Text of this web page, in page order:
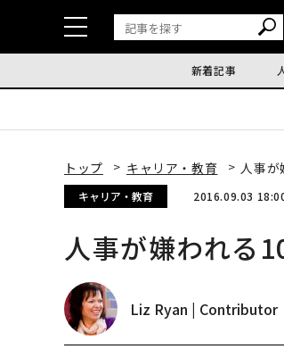
新着記事
トップ キャリア・教育 人事が
キャリア・教育 2016.09.03
人事が嫌われる
Liz Ryan | Contributor